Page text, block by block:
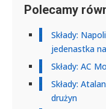
Polecamy
Składy:
jedenastka
Składy: AC
Składy:
drużyn